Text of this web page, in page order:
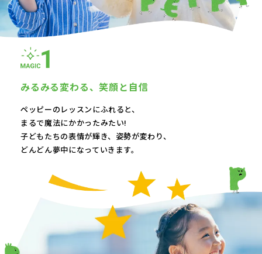
みるみる変わる、笑顔と自信
ペッピーのレッスンにふれると、
まるで魔法にかかったみたい!
子どもたちの表情が輝き、 姿勢が変わり、
どんどん夢中になっていきます。